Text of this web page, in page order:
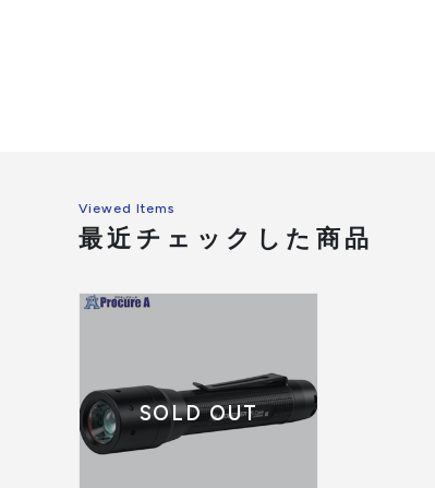
Viewed Items
最近チェックした商品
SOLD OUT